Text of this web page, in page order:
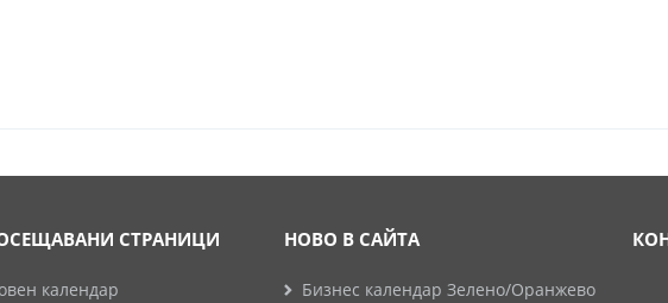
СТРАНИЦИ
календар
НОВО В САЙТА
Бизнес календар Зелено/Оранжево